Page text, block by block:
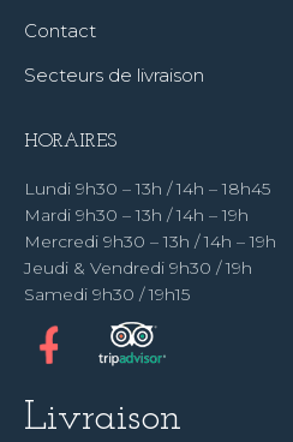
Contact
Secteurs de livraison
HORAIRES
Lundi 9h30 – 13h / 14h – 18h45
Mardi 9h30 – 13h / 14h – 19h
Mercredi 9h30 – 13h / 14h – 19h
Jeudi & Vendredi 9h30 / 19h
Samedi 9h30 / 19h15
Livraison